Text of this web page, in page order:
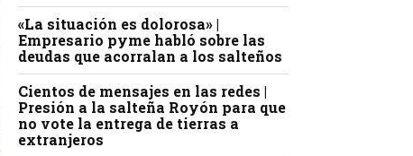
«La situación es dolorosa» |
Empresario pyme habló sobre las
deudas que acorralan a los salteños
Cientos de mensajes en las redes |
Presión a la salteña Royón para que
no vote la entrega de tierras a
extranjeros